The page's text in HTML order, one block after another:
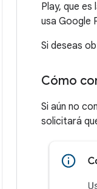
Play, que
usa Google
Si deseas
Cómo
Si aún no
solicitará